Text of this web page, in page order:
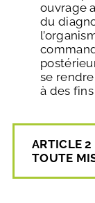
ouvrage
du
se
à des
ARTICLE 2
TOUTE